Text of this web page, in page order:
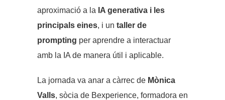
aproximació a la IA generativa i les
principals eines, i un taller de
prompting per aprendre a interactuar
amb la IA de manera útil i aplicable.
La jornada va anar a càrrec de Mònica
Valls, sòcia de Bexperience, formadora en